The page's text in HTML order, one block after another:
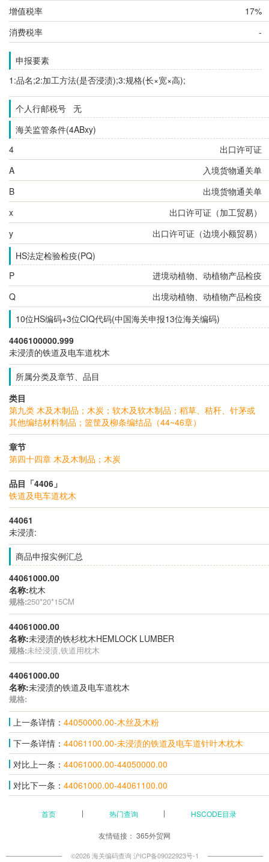
增值税率
17%
消费税率
-
申报要素
1:品名;2:加工方法(是否浸渍);3:规格(长×宽×高);
个人行邮税号 无
海关监管条件(4ABxy)
4
出口许可证
A
入境货物通关单
B
出境货物通关单
x
出口许可证（加工贸易）
y
出口许可证（边境小额贸易）
HS法定检验检疫(PQ)
P
进境动植物、动植物产品检疫
Q
出境动植物、动植物产品检疫
10位HS编码+3位CIQ代码(中国海关申报13位海关编码)
4406100000.999
未浸渍的铁道及电车道枕木
所属分类及章节、品目
类目
第九类 木及木制品；木炭；软木及软木制品；稻草、秸秆、针茅或
其他编结材料制品；篮筐及柳条编结品（44~46章）
章节
第四十四章 木及木制品；木炭
品目「4406」
铁道及电车道枕木
44061
未浸渍:
商品申报实例汇总
44061000.00
名称:枕木
规格:250*20*15CM
44061000.00
名称:未浸渍的铁杉枕木HEMLOCK LUMBER
规格:未经浸渍,铁道用枕木
44061000.00
名称:未浸渍的铁道及电车道枕木
规格:
上一条详情： 44050000.00-木丝及木粉
下一条详情： 44061100.00-未浸渍的铁道及电车道针叶木枕木
对比上一条： 44061000.00-44050000.00
对比下一条： 44061000.00-44061100.00
首页 热门查询 HSCODE目录
友情链接： 365外贸网
©2026 海关编码查询 沪ICP备09022923号-1